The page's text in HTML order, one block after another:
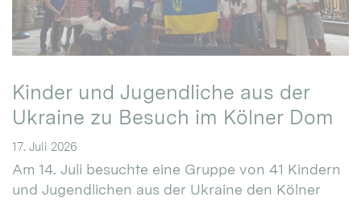
Kinder und Jugendliche aus der
Ukraine zu Besuch im Kölner Dom
17. Juli 2026
Am 14. Juli besuchte eine Gruppe von 41 Kindern
und Jugendlichen aus der Ukraine den Kölner